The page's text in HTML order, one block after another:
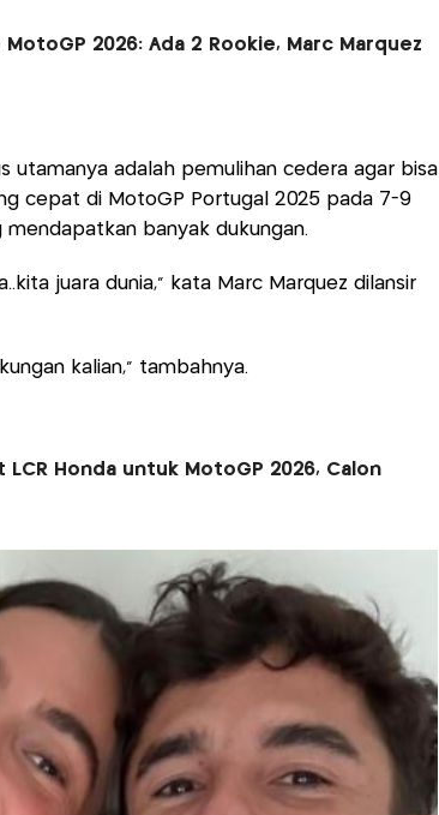
2026: Ada 2 Rookie, Marc Marquez
utamanya adalah pemulihan cedera agar bisa
cepat di MotoGP Portugal 2025 pada 7-9
mendapatkan banyak dukungan.
juara dunia," kata Marc Marquez dilansir
kalian," tambahnya.
Honda untuk MotoGP 2026, Calon